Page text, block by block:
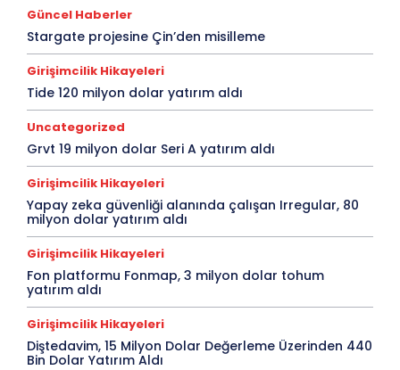
Güncel Haberler
Stargate projesine Çin’den misilleme
Girişimcilik Hikayeleri
Tide 120 milyon dolar yatırım aldı
Uncategorized
Grvt 19 milyon dolar Seri A yatırım aldı
Girişimcilik Hikayeleri
Yapay zeka güvenliği alanında çalışan Irregular, 80
milyon dolar yatırım aldı
Girişimcilik Hikayeleri
Fon platformu Fonmap, 3 milyon dolar tohum
yatırım aldı
Girişimcilik Hikayeleri
Diştedavim, 15 Milyon Dolar Değerleme Üzerinden 440
Bin Dolar Yatırım Aldı